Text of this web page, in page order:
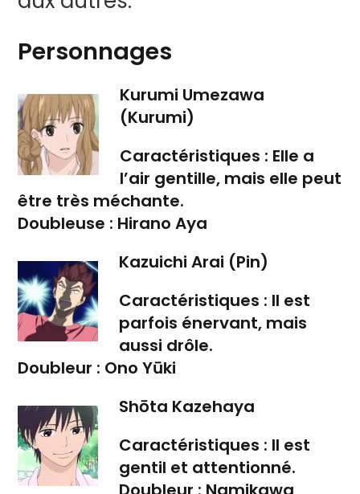
Personnages
Kurumi Umezawa
(Kurumi)
Caractéristiques : Elle a
l’air gentille, mais elle peut
être très méchante.
Doubleuse : Hirano Aya
Kazuichi Arai (Pin)
Caractéristiques : Il est
parfois énervant, mais
aussi drôle.
Doubleur : Ono Yūki
Shōta Kazehaya
Caractéristiques : Il est
gentil et attentionné.